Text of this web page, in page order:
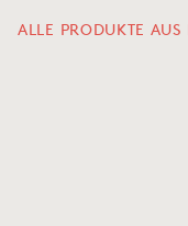
ALLE PRODUKTE AUS